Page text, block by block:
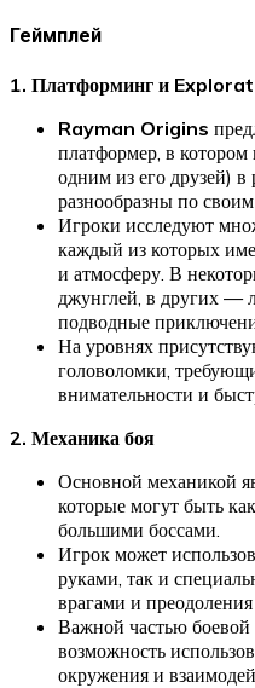
Геймплей
1. Платформинг и
Rayman Origins
платформер, в
одним из его друзей)
разнообразны по
Игроки исследуют
каждый из которых
и атмосферу. В
джунглей, в других —
подводные
На уровнях
головоломки,
внимательности и
2. Механика боя
Основной механикой
которые могут быть
большими боссами.
Игрок может
руками, так и
врагами и преодоления
Важной частью боевой
возможность
окружения и